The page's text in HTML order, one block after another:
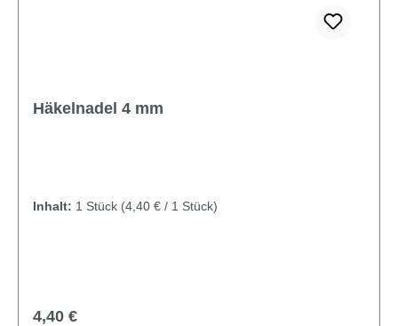
Häkelnadel 4 mm
Inhalt: 1 Stück (4,40 € / 1 Stück)
Regulärer Preis:
4,40 €